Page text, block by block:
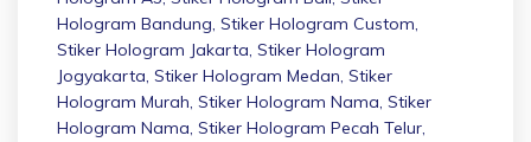
Hologram Bandung, Stiker Hologram Custom,
Stiker Hologram Jakarta, Stiker Hologram
Jogyakarta, Stiker Hologram Medan, Stiker
Hologram Murah, Stiker Hologram Nama, Stiker
Hologram Nama, Stiker Hologram Pecah Telur,